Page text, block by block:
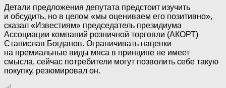
Детали предложения депутата предстоит изучить
и обсудить, но в целом «мы оцениваем его позитивно»,
сказал «Известиям» председатель президиума
Ассоциации компаний розничной торговли (АКОРТ)
Станислав Богданов. Ограничивать наценки
на премиальные виды мяса в принципе не имеет
смысла, сейчас потребители могут позволить себе такую
покупку, резюмировал он.